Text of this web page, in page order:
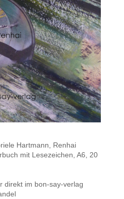
Hartmann, Renhai
mit Lesezeichen, A6, 20
direkt im bon-say-verlag